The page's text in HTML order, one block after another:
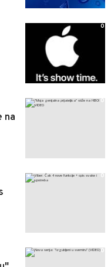
0
na
0
0
0